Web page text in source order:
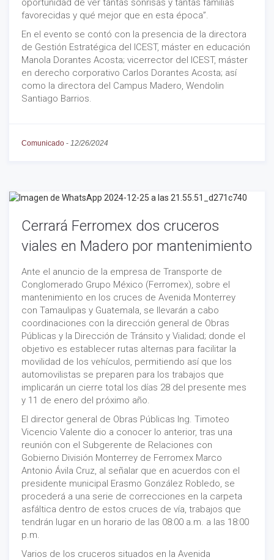
oportunidad de ver tantas sonrisas y tantas familias
favorecidas y qué mejor que en esta época”.
En el evento se contó con la presencia de la directora
de Gestión Estratégica del ICEST, máster en educación
Manola Dorantes Acosta; vicerrector del ICEST, máster
en derecho corporativo Carlos Dorantes Acosta; así
como la directora del Campus Madero, Wendolin
Santiago Barrios.
Comunicado - 12/26/2024
Cerrará Ferromex dos cruceros
viales en Madero por mantenimiento
Ante el anuncio de la empresa de Transporte de
Conglomerado Grupo México (Ferromex), sobre el
mantenimiento en los cruces de Avenida Monterrey
con Tamaulipas y Guatemala, se llevarán a cabo
coordinaciones con la dirección general de Obras
Públicas y la Dirección de Tránsito y Vialidad; donde el
objetivo es establecer rutas alternas para facilitar la
movilidad de los vehículos, permitiendo así que los
automovilistas se preparen para los trabajos que
implicarán un cierre total los días 28 del presente mes
y 11 de enero del próximo año.
El director general de Obras Públicas Ing. Timoteo
Vicencio Valente dio a conocer lo anterior, tras una
reunión con el Subgerente de Relaciones con
Gobierno División Monterrey de Ferromex Marco
Antonio Ávila Cruz, al señalar que en acuerdos con el
presidente municipal Erasmo González Robledo, se
procederá a una serie de correcciones en la carpeta
asfáltica dentro de estos cruces de vía, trabajos que
tendrán lugar en un horario de las 08:00 a.m. a las 18:00
p.m.
Varios de los cruceros situados en la Avenida